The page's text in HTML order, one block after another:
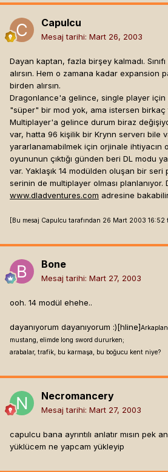
Yapımcı şu anda Dreamcatcher
hoşunuza giderse 4.sü çıktığında
yüklemede yada oynamada herhangi
yardımcı olmaya
çalışırım. Hadi iyi eğlenceler.
Not: Bu arada oyuna 1. lvl 1 karakterle
yamasını çekmenizde fayda var.
Capulcu
Mesaj tarihi: Mart 26, 2003
Dayan kaptan, fazla birşey kalmadı.
alırsın. Hem o zamana kadar expansion
birden alırsın.
Dragonlance'a gelince, single player için
"süper" bir mod yok, ama istersen birkaç
Multiplayer'a gelince durum biraz
var, hatta 96 kişilik bir Krynn serverı bile
yararlanamabilmek için orjinale ihtiyacın
oyununun çıktığı günden beri DL modu
var. Yaklaşık 14 modülden oluşan bir seri
serinin de multiplayer olması
www.dladventures.com adresine
[Bu mesaj Capulcu tarafından 26 Mart 2003
Bone
Mesaj tarihi: Mart 27, 2003
ooh. 14 modül ehehe..
dayanıyorum dayanıyorum :)[hline]
mustang, elimde long sword dururken;
arabalar, trafik, bu karmaşa, bu boğucu kent niye?
Necromancery
Mesaj tarihi: Mart 27, 2003
capulcu bana ayrıntılı anlatır mısın pek
yüklücem ne yapcam yükleyip